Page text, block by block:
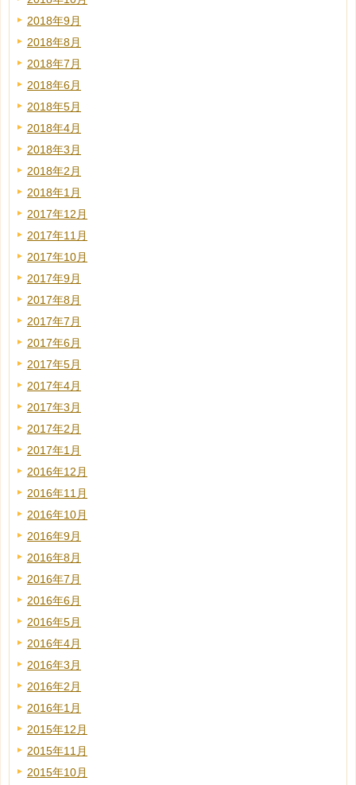
2018年9月
2018年8月
2018年7月
2018年6月
2018年5月
2018年4月
2018年3月
2018年2月
2018年1月
2017年12月
2017年11月
2017年10月
2017年9月
2017年8月
2017年7月
2017年6月
2017年5月
2017年4月
2017年3月
2017年2月
2017年1月
2016年12月
2016年11月
2016年10月
2016年9月
2016年8月
2016年7月
2016年6月
2016年5月
2016年4月
2016年3月
2016年2月
2016年1月
2015年12月
2015年11月
2015年10月